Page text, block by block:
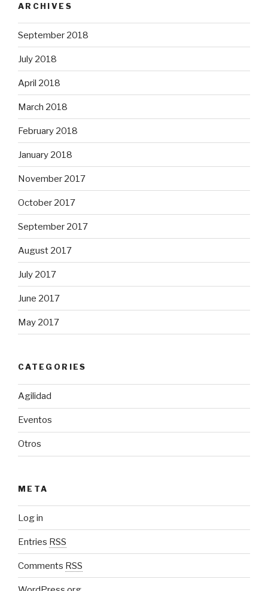
ARCHIVES
September 2018
July 2018
April 2018
March 2018
February 2018
January 2018
November 2017
October 2017
September 2017
August 2017
July 2017
June 2017
May 2017
CATEGORIES
Agilidad
Eventos
Otros
META
Log in
Entries RSS
Comments RSS